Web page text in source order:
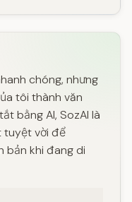
chóng, nhưng
tôi thành văn
bằng AI, SozAI là
tuyệt vời để
bản khi đang di